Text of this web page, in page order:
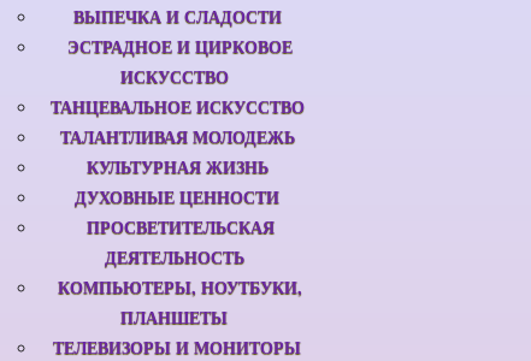
ВЫПЕЧКА И СЛАДОСТИ
ЭСТРАДНОЕ И ЦИРКОВОЕ
ИСКУССТВО
ТАНЦЕВАЛЬНОЕ ИСКУССТВО
ТАЛАНТЛИВАЯ МОЛОДЕЖЬ
КУЛЬТУРНАЯ ЖИЗНЬ
ДУХОВНЫЕ ЦЕННОСТИ
ПРОСВЕТИТЕЛЬСКАЯ
ДЕЯТЕЛЬНОСТЬ
КОМПЬЮТЕРЫ, НОУТБУКИ,
ПЛАНШЕТЫ
ТЕЛЕВИЗОРЫ И МОНИТОРЫ